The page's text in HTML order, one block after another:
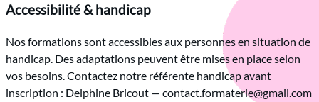
Accessibilité & handicap
Nos formations sont accessibles aux personnes en situation de
handicap. Des adaptations peuvent être mises en place selon
vos besoins. Contactez notre référente handicap avant
inscription : Delphine Bricout — contact.formaterie@gmail.com